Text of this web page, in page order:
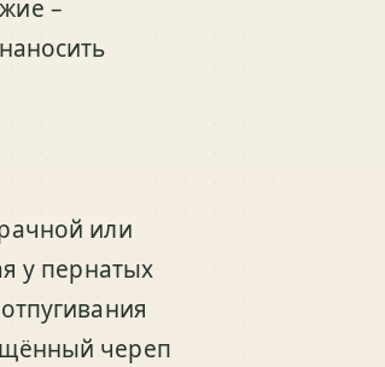
–
или
у пернатых
череп